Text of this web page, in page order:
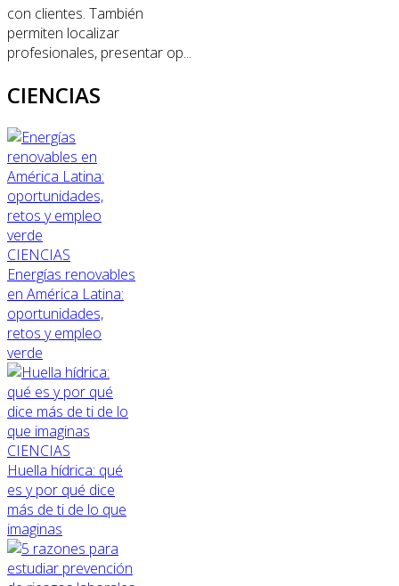
con clientes. También
permiten localizar
profesionales, presentar op...
CIENCIAS
CIENCIAS
Energías renovables
en América Latina:
oportunidades,
retos y empleo
verde
CIENCIAS
Huella hídrica: qué
es y por qué dice
más de ti de lo que
imaginas